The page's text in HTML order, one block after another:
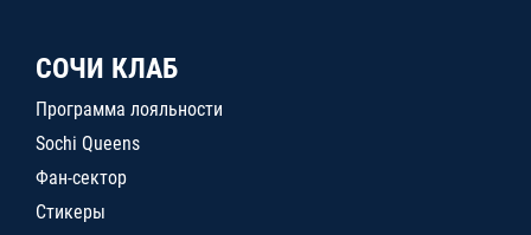
СОЧИ КЛАБ
Программа лояльности
Sochi Queens
Фан-сектор
Стикеры